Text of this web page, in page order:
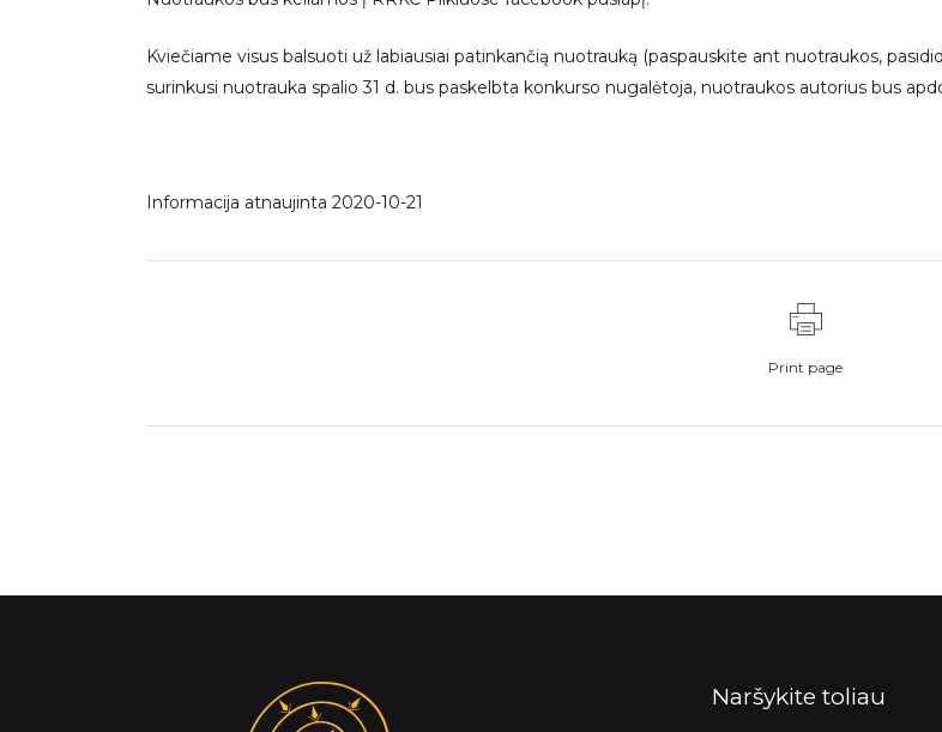
Kviečiame visus balsuoti už labiausiai patinkančią nuotrauką (paspauskite ant nuotraukos,
surinkusi nuotrauka spalio 31 d. bus paskelbta konkurso nugalėtoja, nuotraukos autorius bus
Informacija atnaujinta 2020-10-21
Print page
Naršykite toliau